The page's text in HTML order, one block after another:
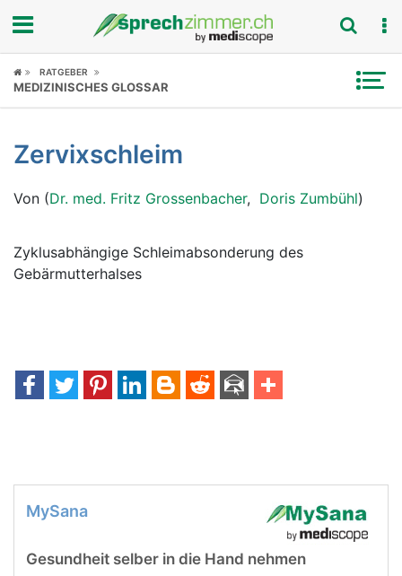
Fokus
Symptome
Untersuchungen
News
RATGEBER
MEDIZINISCHES GLOSSAR
Zervixschleim
Von (Dr. med. Fritz Grossenbacher, Doris Zumbühl)
Zyklusabhängige Schleimabsonderung des
Gebärmutterhalses
MySana
Gesundheit selber in die Hand nehmen